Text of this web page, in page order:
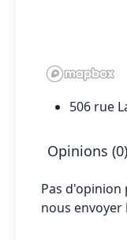
506 rue
Opinions (0)
Pas
nous envoyer